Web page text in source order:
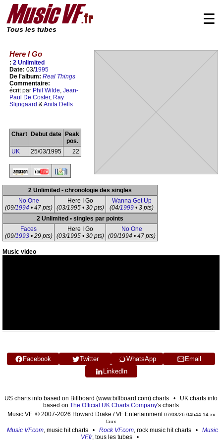
Tous les tubes
☰
Here I Go
: 2 Unlimited
Date: 03/1995
De l'album: Real Things
Commentaire:
écrit par Phil Wilde, Jean-
Paul De Coster, Ray
Slijngaard &Anita Dells
Chart Debut date
Peak
pos.
UK
25/03/1995 22
2 Unlimited • chronologie des singles
No One
(09/1994• 47 pts)
Here I Go
(03/1995 • 30 pts)
Wanna Get Up
(04/1999 • 3 pts)
2 Unlimited • singles par points
Faces
(09/1993• 29 pts)
Here I Go
(03/1995 • 30 pts)
No One
(09/1994 • 47 pts)
Music video
Facebook Twitter WhatsApp
Email
LinkedIn
US charts info based on Billboard (www.billboard.com) charts • UK charts info
based on The Official UK Charts Company's charts
Music VF © 2007-2026 Howard Drake / VF Entertainment07/08/26 04h44:14 xx
faux
Music VF.com, music hit charts • Rock VF.com, rock music hit charts • Music
VF.fr, tous les tubes •